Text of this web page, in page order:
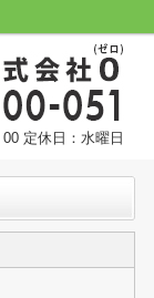
定休日：水曜日